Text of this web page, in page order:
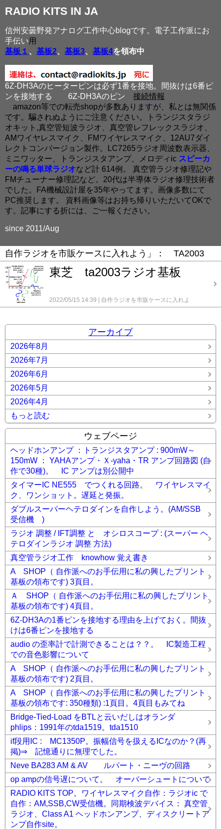
RADIO KITS IN JA
信州安曇野発アナログ工作中心blogです。電子工作派にお
手伝い用
基板１ 、 基板2、 基板3、 基板4を領布中
6Z-DH3Aのヒーターピンは必ず1番を接地。間抜けは6番ピ
ンを接地する
6Z-DH3Aのピン 接続情報
amazon等での転売shopが多数ありますが、私とは無関係
です。騙されぬようにご注意ください。トランジスタラジ
オキット,真空管短波ラジオ、真空管レフレックスラジオ、
AMワイヤレスマイク、FMワイヤレスマイク、12AU7ダイ
レクトコンバージョン製作。LC7265ラジオ周波数表示器、
ミニワッター、トランジスタアンプ、メロディic スピーカ
ーの鳴る単球ラジオなど計 614例。 真空管ラジオ修理記や
FMチューナー修理記など。20代は半導体ラジオ修理技術者
でした。FA機械設計屋を35年やってます。画像多数にて
PC推奨します。 資料画像等はお持ち帰りいただいてOKで
す。記事にする折には、ご一報ください。
since 2011/Aug
自作ラジオを市販ケースに入れよう」： TA2003
東芝 ta2003ラジオ基板
2022/05/15 14:39
自作ラジオを市販ケースに入れよ
う」： TA2003
コメント(0)
アーカイブ
2026年8月
2026年7月
2026年6月
2026年5月
2026年4月
もっと読む
ウェブページ
ヘッドホンアンプ ：トランジスタアンプ : 900mW～
150mW ： YAHAアンプ・Ｘ-yaha・TR アンプ回路図 (自
作で30種)。 IC アンプは別公開中
タイマーIC NE555 でつくれる回路。 ワイヤレスマイ
ク、ワンショット。遅延と発振。
ダブルスーパーヘテロダインを自作しよう。(AM/SSB
受信機 )
ラジオ 調整 / IFT調整 と オシロスコープ : (スーパー ヘ
テロダインラジオ 調整 方法)
真空管ラジオ工作 knowhow 覚え書き
A SHOP（ 自作派へのお手伝用に私の興したプリント
基板の領布です) 3頁目。
Ａ SHOP（ 自作派へのお手伝用に私の興したプリント
基板の領布です) 4頁目。
6Z-DH3Aの1番ピンを接地する理由を上げておく。間抜
けは6番ピンを接地する
audio の歪率計で計測できることは？？。 IC製造工程
での音色影響について
A SHOP（ 自作派へのお手伝用に私の興したプリント
基板の領布です) 2頁目。
A SHOP（ 自作派へのお手伝用に私の興したプリント
基板の領布です: 350種類) :1頁目。4頁目もみてね
Bridge-Tied-Load をBTLと云いだしはオランダ
phlips：1991年のtda1519。tda1510
if段用IC : MC1350P。振幅信号を扱えるICなのか？(再
掲)⇒ 記憶通りに無理でした。
Neve BA283 AM & AV ルパート・ニーヴの回路
op ampの信号遅について。 オーバーシュートについて
RADIO KITS TOP。ワイヤレスマイク自作：ラジオic で
自作：AM,SSB,CW受信機。同期検波デバイス： 真空管
ラジオ、Class A1 ヘッドホンアンプ、ディスクリートア
ンプ自作site。